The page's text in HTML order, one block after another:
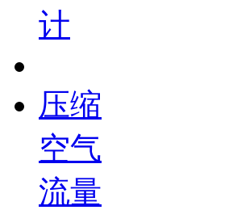
计
压缩
空气
流量